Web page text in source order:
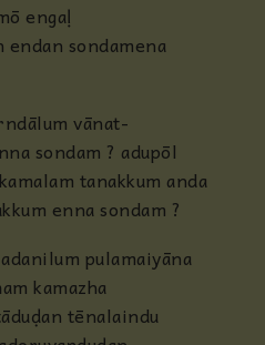
engaḷ
sondamena
vānat-
sondam ? adupōl
tanakkum anda
enna sondam ?
pulamaiyāna
kamazha
tēnalaindu